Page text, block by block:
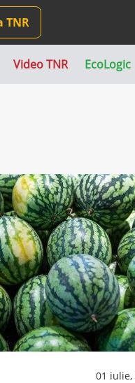
TNR
Video TNR EcoLogic
01 iulie,